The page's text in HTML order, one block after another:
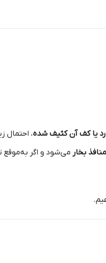
یا کف آن کثیف شده، احتمال
بخار می‌شود و اگر